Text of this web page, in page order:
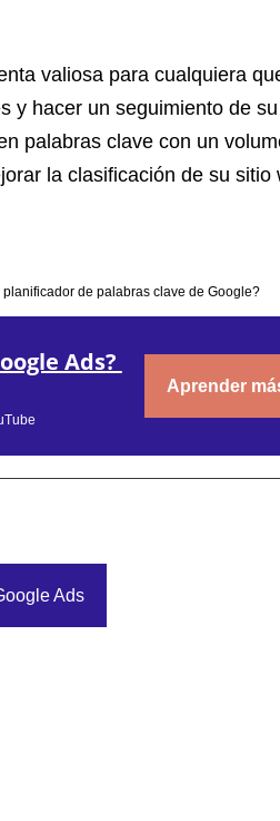
valiosa para cualquiera
y hacer un seguimiento de
palabras clave con un
la clasificación de su sitio
planificador de palabras clave de Google?
Ads?
Aprender
Ads